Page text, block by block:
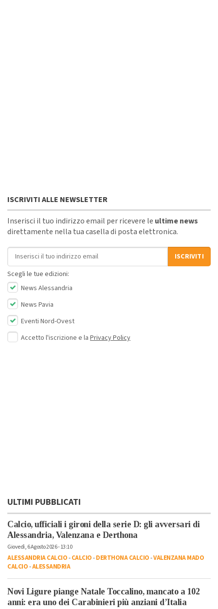
ISCRIVITI ALLE NEWSLETTER
Inserisci il tuo indirizzo email per ricevere le ultime news
direttamente nella tua casella di posta elettronica.
Indirizzo email
ISCRIVITI
Scegli le tue edizioni:
News Alessandria
News Pavia
Eventi Nord-Ovest
Accetto l'iscrizione e la Privacy Policy
ULTIMI PUBBLICATI
Calcio, ufficiali i gironi della serie D: gli avversari di
Alessandria, Valenzana e Derthona
Giovedì, 6 Agosto 2026 - 13:10
ALESSANDRIA CALCIO-CALCIO-DERTHONA CALCIO-VALENZANA MADO
CALCIO-ALESSANDRIA
Novi Ligure piange Natale Toccalino, mancato a 102
anni: era uno dei Carabinieri più anziani d’Italia